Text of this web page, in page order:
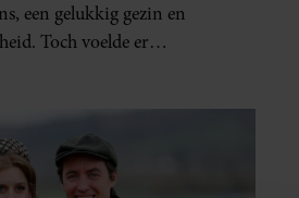
een gelukkig gezin en
Toch voelde er
dat hij lange tijd vooral
verder van zijn gevoel